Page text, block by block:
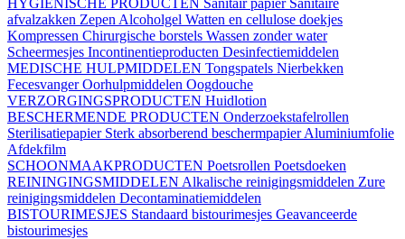
HYGIËNISCHE PRODUCTEN Sanitair papier Sanitaire
afvalzakken Zepen Alcoholgel Watten en cellulose doekjes
Kompressen Chirurgische borstels Wassen zonder water
Scheermesjes Incontinentieproducten Desinfectiemiddelen
MEDISCHE HULPMIDDELEN Tongspatels Nierbekken
FecesvangerOorhulpmiddelen Oogdouche
VERZORGINGSPRODUCTEN Huidlotion
BESCHERMENDE PRODUCTEN Onderzoekstafelrollen
Sterilisatiepapier Sterk absorberend beschermpapierAluminiumfolie
Afdekfilm
SCHOONMAAKPRODUCTEN Poetsrollen Poetsdoeken
REININGINGSMIDDELEN Alkalische reinigingsmiddelen Zure
reinigingsmiddelen Decontaminatiemiddelen
BISTOURIMESJES Standaard bistourimesjes Geavanceerde
bistourimesjes